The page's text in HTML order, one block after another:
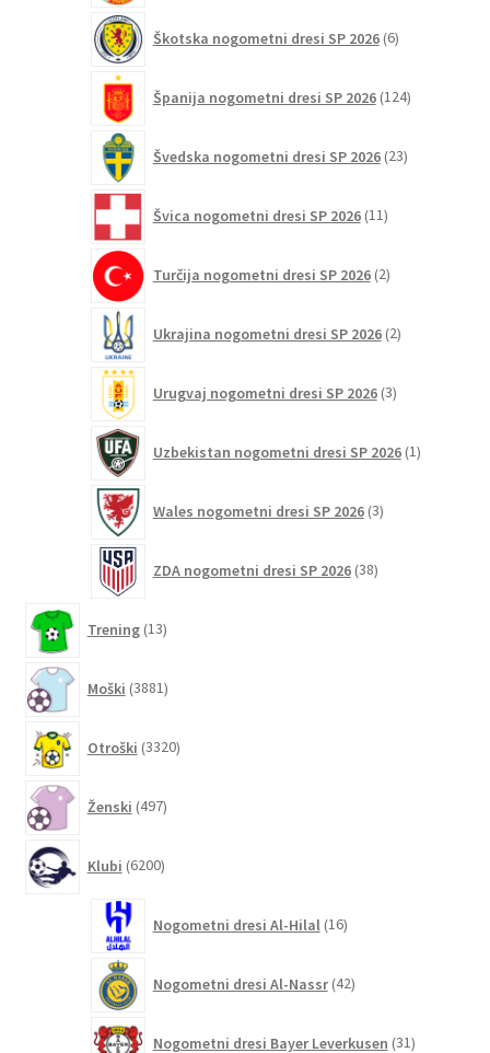
Škotska nogometni dresi SP 2026 6izdelkov
Španija nogometni dresi SP 2026 124izdelkov
Švedska nogometni dresi SP 2026 23izdelkov
Švica nogometni dresi SP 2026 11izdelkov
Turčija nogometni dresi SP 2026 2izdelka
Ukrajina nogometni dresi SP 2026 2izdelka
Urugvaj nogometni dresi SP 2026 3izdelki
Uzbekistan nogometni dresi SP 2026 1izdelek
Wales nogometni dresi SP 2026 3izdelki
ZDA nogometni dresi SP 2026 38izdelkov
Trening 13izdelkov
Moški 3881izdelkov
Otroški 3320izdelkov
Ženski 497izdelkov
Klubi 6200izdelkov
Nogometni dresi Al-Hilal 16izdelkov
Nogometni dresi Al-Nassr 42izdelkov
Nogometni dresi Bayer Leverkusen 31